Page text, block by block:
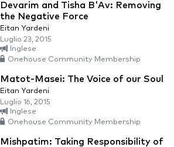
Devarim and Tisha B'Av: Removing
the Negative Force
Eitan Yardeni
Luglio 23, 2015
Inglese
Onehouse Community Membership
Matot-Masei: The Voice of our Soul
Eitan Yardeni
Luglio 16, 2015
Inglese
Onehouse Community Membership
Mishpatim: Taking Responsibility of